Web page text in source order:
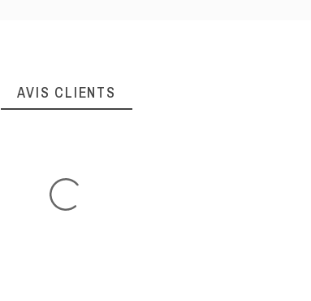
AVIS CLIENTS